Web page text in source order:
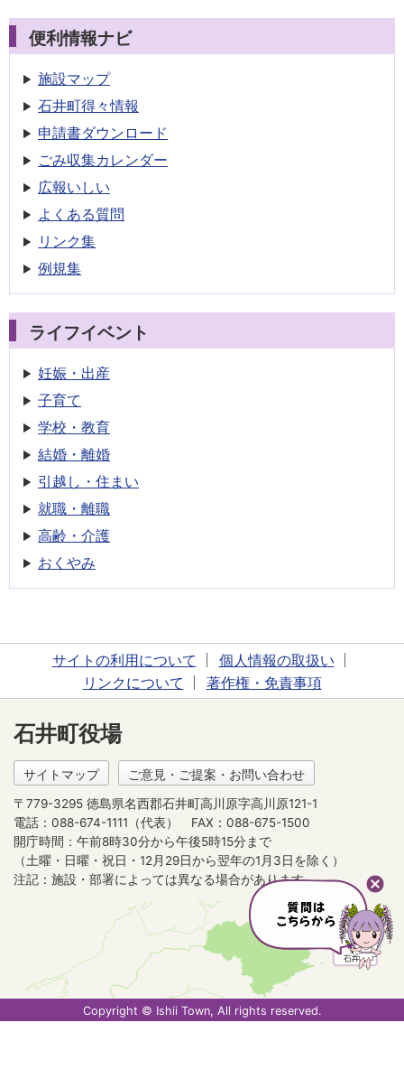
便利情報ナビ
施設マップ
石井町得々情報
申請書ダウンロード
ごみ収集カレンダー
広報いしい
よくある質問
リンク集
例規集
ライフイベント
妊娠・出産
子育て
学校・教育
結婚・離婚
引越し・住まい
就職・離職
高齢・介護
おくやみ
サイトの利用について
個人情報の取扱い
リンクについて
著作権・免責事項
石井町役場
サイトマップ ご意見・ご提案・お問い合わせ
〒779-3295 徳島県名西郡石井町高川原字高川原121-1
電話：088-674-1111（代表）
FAX：088-675-1500
開庁時間：午前8時30分から午後5時15分まで
（土曜・日曜・祝日・12月29日から翌年の1月3日を除く）
注記：施設・部署によっては異なる場合があります。
Copyright © Ishii Town, All rights reserved.